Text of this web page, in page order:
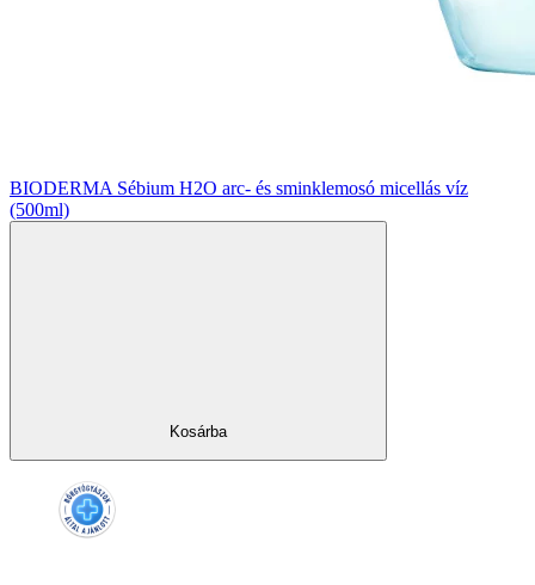
BIODERMA Sébium H2O arc- és sminklemosó micellás víz
(500ml)
Kosárba